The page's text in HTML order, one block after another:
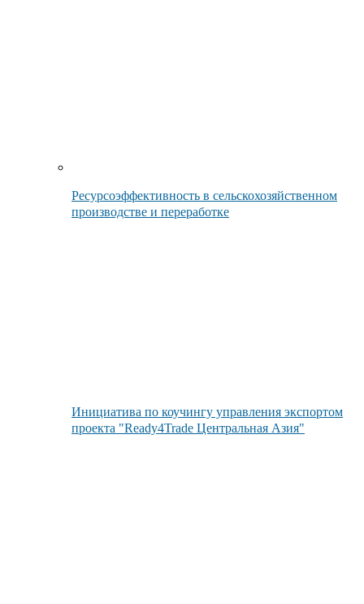
Ресурсоэффективность в сельскохозяйственном
производстве и переработке
Инициатива по коучингу управления экспортом
проекта "Ready4Trade Центральная Азия"